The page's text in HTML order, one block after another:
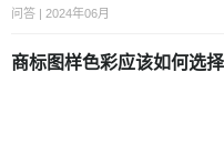
问答 | 2024年06月
商标图样色彩应该如何选择